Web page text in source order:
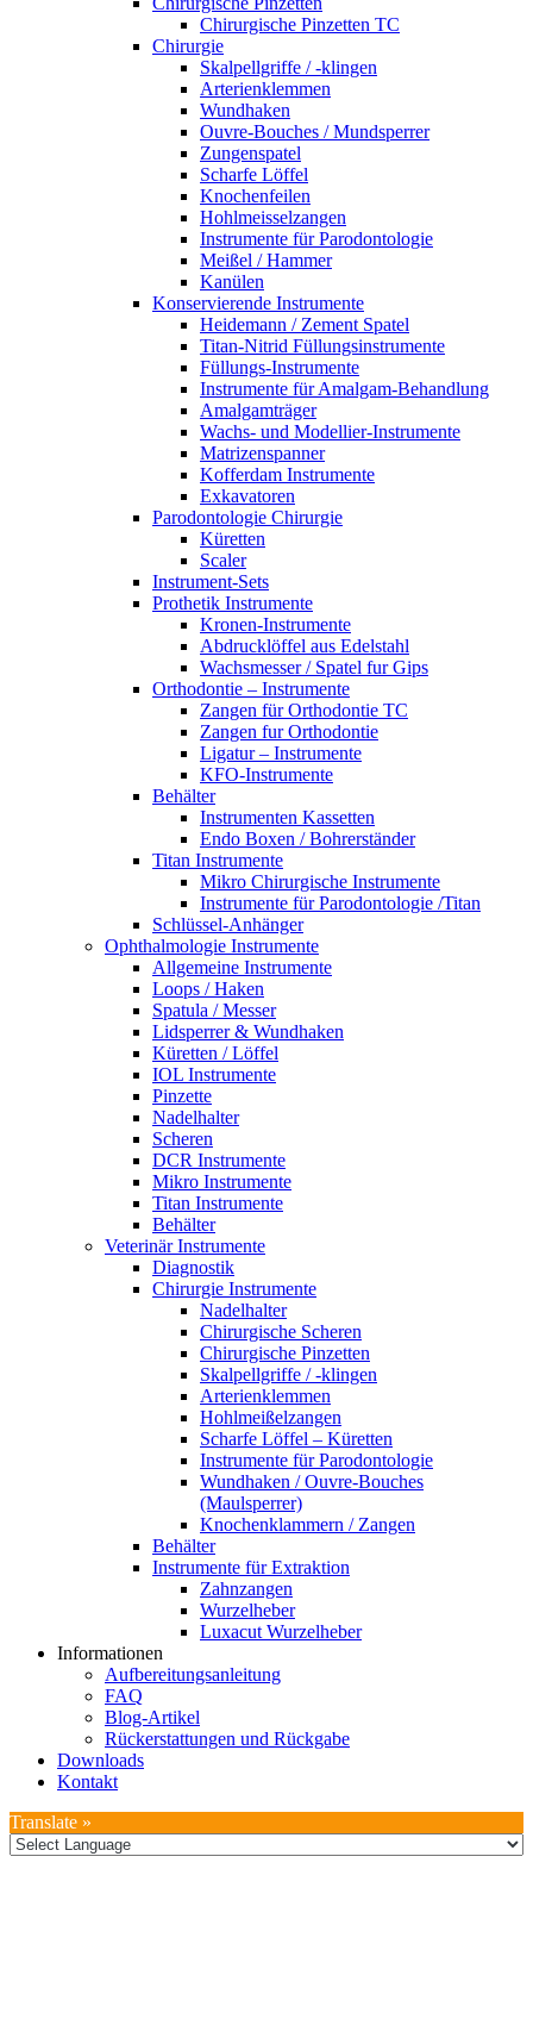
Chirurgische Pinzetten TC
Chirurgie
Skalpellgriffe / -klingen
Arterienklemmen
Wundhaken
Ouvre-Bouches / Mundsperrer
Zungenspatel
Scharfe Löffel
Knochenfeilen
Hohlmeisselzangen
Instrumente für Parodontologie
Meißel / Hammer
Kanülen
Konservierende Instrumente
Heidemann / Zement Spatel
Titan-Nitrid Füllungsinstrumente
Füllungs-Instrumente
Instrumente für Amalgam-Behandlung
Amalgamträger
Wachs- und Modellier-Instrumente
Matrizenspanner
Kofferdam Instrumente
Exkavatoren
Parodontologie Chirurgie
Küretten
Scaler
Instrument-Sets
Prothetik Instrumente
Kronen-Instrumente
Abdrucklöffel aus Edelstahl
Wachsmesser / Spatel fur Gips
Orthodontie – Instrumente
Zangen für Orthodontie TC
Zangen fur Orthodontie
Ligatur – Instrumente
KFO-Instrumente
Behälter
Instrumenten Kassetten
Endo Boxen / Bohrerständer
Titan Instrumente
Mikro Chirurgische Instrumente
Instrumente für Parodontologie /Titan
Schlüssel-Anhänger
Ophthalmologie Instrumente
Allgemeine Instrumente
Loops / Haken
Spatula / Messer
Lidsperrer & Wundhaken
Küretten / Löffel
IOL Instrumente
Pinzette
Nadelhalter
Scheren
DCR Instrumente
Mikro Instrumente
Titan Instrumente
Behälter
Veterinär Instrumente
Diagnostik
Chirurgie Instrumente
Nadelhalter
Chirurgische Scheren
Chirurgische Pinzetten
Skalpellgriffe / -klingen
Arterienklemmen
Hohlmeißelzangen
Scharfe Löffel – Küretten
Instrumente für Parodontologie
Wundhaken / Ouvre-Bouches
(Maulsperrer)
Knochenklammern / Zangen
Behälter
Instrumente für Extraktion
Zahnzangen
Wurzelheber
Luxacut Wurzelheber
Informationen
Aufbereitungsanleitung
FAQ
Blog-Artikel
Rückerstattungen und Rückgabe
Downloads
Kontakt
Translate »